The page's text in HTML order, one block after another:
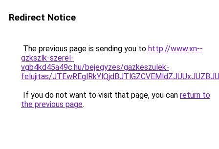
Redirect Notice
The previous page is sending you to http://www.xn--
gzkszlk-szerel-
vgb4kd45a49c.hu/bejegyzes/gazkeszulek-
felujitas/
If you do not want to visit that page, you can return to
the previous page.